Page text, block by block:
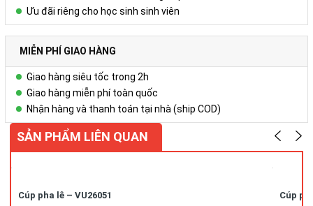
Ưu đãi riêng cho học sinh sinh viên
MIỄN PHÍ GIAO HÀNG
Giao hàng siêu tốc trong 2h
Giao hàng miễn phí toàn quốc
Nhận hàng và thanh toán tại nhà (ship COD)
SẢN PHẨM LIÊN QUAN
Cúp pha lê – VU26051 Cúp